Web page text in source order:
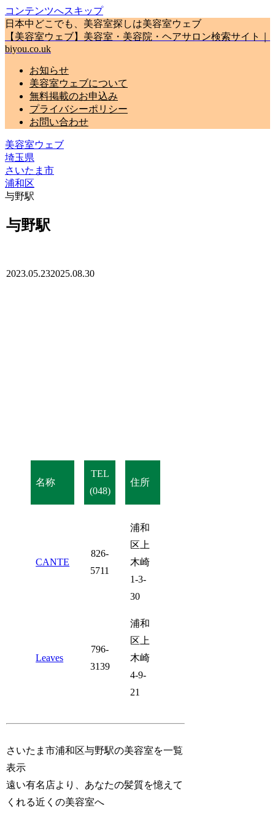
コンテンツへスキップ
日本中どこでも、美容室探しは美容室ウェブ
【美容室ウェブ】美容室・美容院・ヘアサロン検索サイト｜
biyou.co.uk
お知らせ
美容室ウェブについて
無料掲載のお申込み
プライバシーポリシー
お問い合わせ
美容室ウェブ
埼玉県
さいたま市
浦和区
与野駅
与野駅
2023.05.232025.08.30
名称
TEL
(048)
住所
CANTE
826-
5711
浦和
区上
木崎
1-3-
30
Leaves
796-
3139
浦和
区上
木崎
4-9-
21
さいたま市浦和区与野駅の美容室を一覧
表示
遠い有名店より、あなたの髪質を憶えて
くれる近くの美容室へ